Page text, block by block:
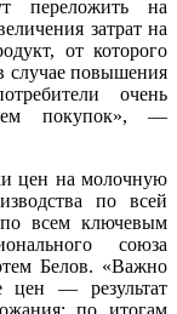
переложить на
затрат на
от которого
случае повышения
очень
покупок», —
цен на молочную
по всей
всем ключевым
союза
Белов. «Важно
цен — результат
по итогам